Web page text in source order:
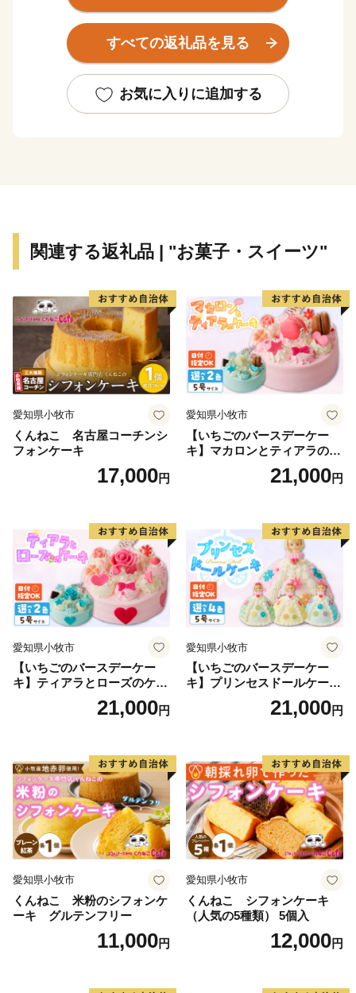
が開け、その平野が太平洋に面した地域に市街地が形成
温暖な気候と豊かな自然環境、新鮮で豊富な食材に代表
される貴重な自然資源はもとより、全国レベルの集客力
環境や特色ある保育・教育環境など、まちづくりの基盤
となる地域資源を多数有しています。
すべての返礼品を見る
お気に入りに追加する
関連する返礼品 | "お菓子・スイーツ"
愛知県小牧市
くんねこ 名古屋コーチンシ
フォンケーキ
17,000円
愛知県小牧市
【いちごのバースデーケー
キ】マカロンとティアラのケ
ーキ スイーツ 日時指定可 デ
ザート 洋菓子 お取り寄せ 愛
デコレーションケーキ ホー
ルケーキ
21,000円
愛知県小牧市
【いちごのバースデーケー
キ】ティアラとローズのケー
キ スイーツ デザート 洋菓
子 お取り寄せ 愛知県 小牧市
レーション ホールケーキ 日
時指定可
21,000円
愛知県小牧市
【いちごのバースデーケー
キ】プリンセスドールケーキ
日時指定可 スイーツ デザー
ト 洋菓子 お取り寄せ 愛知県
デコレーションケーキ ホー
ルケーキ 人形 かわいい こど
も
21,000円
愛知県小牧市
くんねこ 米粉のシフォンケ
ーキ グルテンフリー
11,000円
愛知県小牧市
くんねこ シフォンケーキ
（人気の5種類） 5個入
12,000円